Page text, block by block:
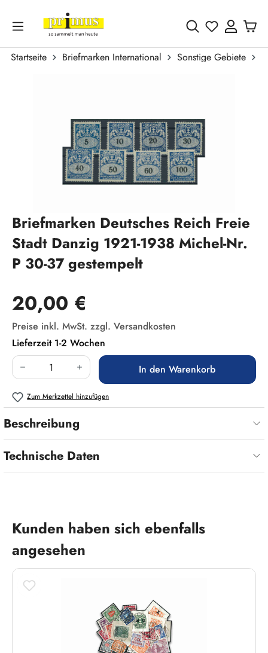
Zum Hauptinhalt springen
Du hast 0
Startseite Briefmarken International Sonstige Gebiete
Briefmarken Deutsches Reich Freie
Stadt Danzig 1921-1938 Michel-Nr.
P 30-37 gestempelt
Regulärer Preis:
20,00 €
Preise inkl. MwSt. zzgl. Versandkosten
Lieferzeit 1-2 Wochen
Produkt Anzahl: Gib den gewünschten Wert
In den Warenkorb
Zum Merkzettel hinzufügen
Beschreibung
Technische Daten
Produktgalerie überspringen
Kunden haben sich ebenfalls
angesehen